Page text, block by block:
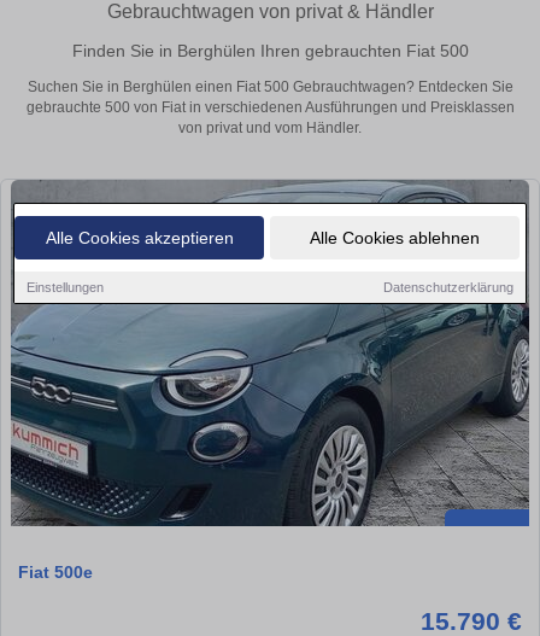
Alle Cookies akzeptieren Alle Cookies ablehnen
Einstellungen Datenschutzerklärung
Gebrauchtwagen von privat & Händler
Finden Sie in Berghülen Ihren gebrauchten Fiat 500
Suchen Sie in Berghülen einen Fiat 500 Gebrauchtwagen? Entdecken Sie
gebrauchte 500 von Fiat in verschiedenen Ausführungen und Preisklassen
von privat und vom Händler.
Fiat 500e
15.790 €